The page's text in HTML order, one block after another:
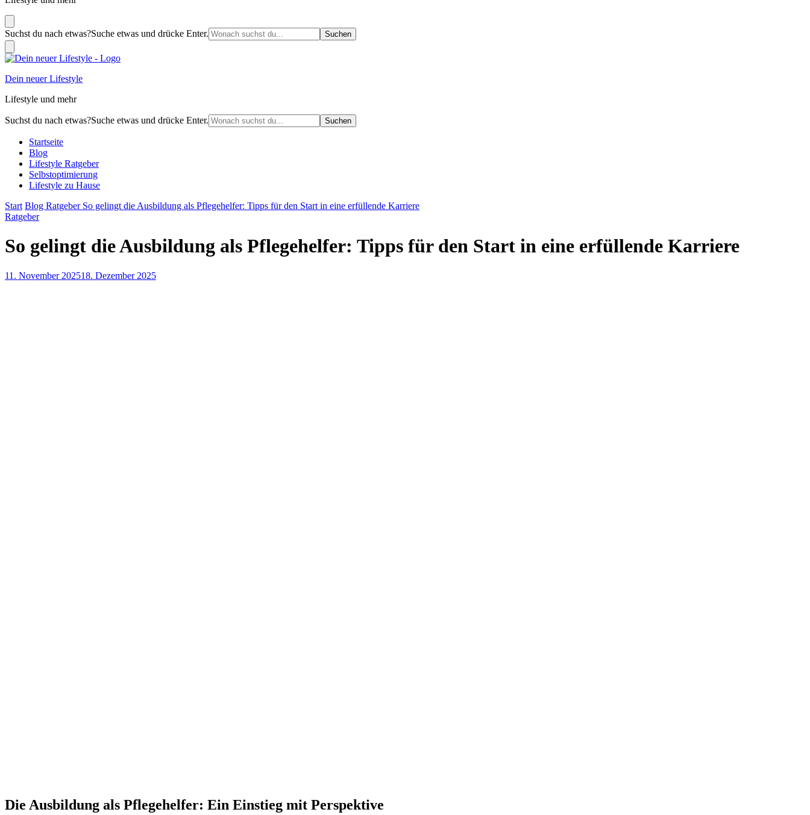
Suchst du nach etwas?Suche etwas und drücke Enter.
Dein neuer Lifestyle
Lifestyle und mehr
Suchst du nach etwas?Suche etwas und drücke Enter.
Startseite
Blog
Lifestyle Ratgeber
Selbstoptimierung
Lifestyle zu Hause
Start Blog Ratgeber So gelingt die Ausbildung als Pflegehelfer: Tipps für den Start in eine erfüllende Karriere
Ratgeber
So gelingt die Ausbildung als Pflegehelfer: Tipps für den Start in eine erfüllende Karriere
11. November 202518. Dezember 2025
Die Ausbildung als Pflegehelfer: Ein Einstieg mit Perspektive